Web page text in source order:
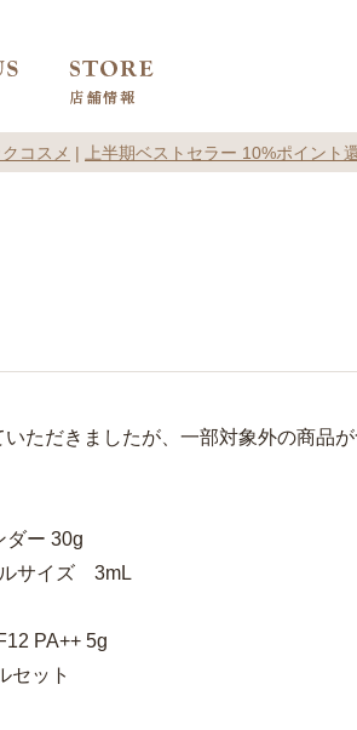
コスメ | 上半期ベストセラー 10%ポイント
ただきましたが、一部対象外の商品が
ダー 30g
ルサイズ 3mL
PA++ 5g
セット